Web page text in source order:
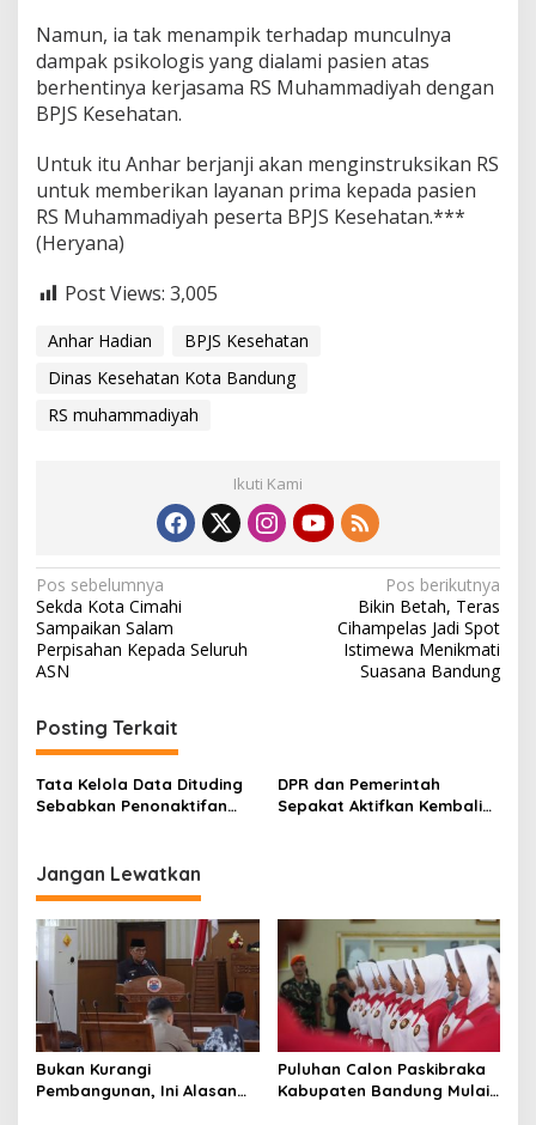
Namun, ia tak menampik terhadap munculnya
dampak psikologis yang dialami pasien atas
berhentinya kerjasama RS Muhammadiyah dengan
BPJS Kesehatan.
Untuk itu Anhar berjanji akan menginstruksikan RS
untuk memberikan layanan prima kepada pasien
RS Muhammadiyah peserta BPJS Kesehatan.***
(Heryana)
Post Views: 3,005
Anhar Hadian
BPJS Kesehatan
Dinas Kesehatan Kota Bandung
RS muhammadiyah
Ikuti Kami
N
a
v
g
a
s
p
o
s
Pos sebelumnya
Sekda Kota Cimahi
Sampaikan Salam
Perpisahan Kepada Seluruh
ASN
Pos berikutnya
Bikin Betah, Teras
Cihampelas Jadi Spot
Istimewa Menikmati
Suasana Bandung
Posting Terkait
Tata Kelola Data Dituding
Sebabkan Penonaktifan
DPR dan Pemerintah
Sepakat Aktifkan Kembali
Jangan Lewatkan
Bukan Kurangi
Pembangunan, Ini Alasan
Puluhan Calon Paskibraka
Kabupaten Bandung Mulai